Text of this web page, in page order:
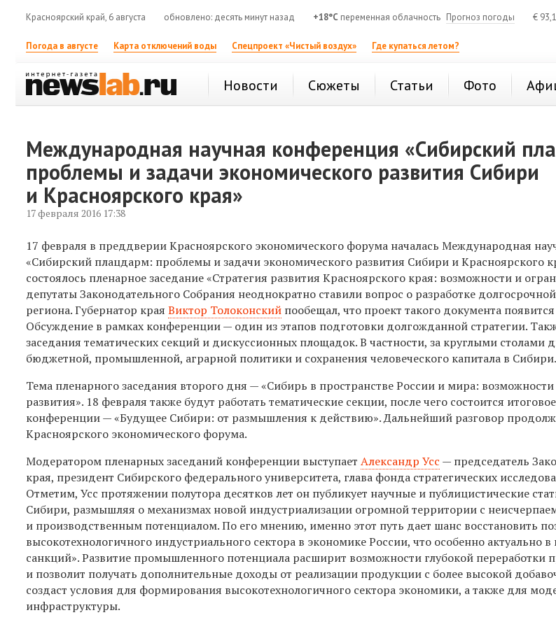
Красноярский край, 6 августа обновлено: десять минут назад +18°C переменная облачность Прогноз погоды €
Погода в августе Карта отключений воды Спецпроект «Чистый воздух» Где купаться летом?
Новости Сюжеты Статьи Фото
Международная научная конференция «Сибирский
проблемы и задачи экономического развития Сибири
и Красноярского края»
17 февраля 2016 17:38
17 февраля в преддверии Красноярского экономического форума началась Международная
«Сибирский плацдарм: проблемы и задачи экономического развития Сибири и Красноярского
состоялось пленарное заседание «Стратегия развития Красноярского края: возможности и
депутаты Законодательного Собрания неоднократно ставили вопрос о разработке
региона. Губернатор края Виктор Толоконский пообещал, что проект такого документа
Обсуждение в рамках конференции — один из этапов подготовки долгожданной стратегии.
заседания тематических секций и дискуссионных площадок. В частности, за круглыми столами
бюджетной, промышленной, аграрной политики и сохранения человеческого капитала в Сибири.
Тема пленарного заседания второго дня — «Сибирь в пространстве России и мира:
развития». 18 февраля также будут работать тематические секции, после чего состоится
конференции — «Будущее Сибири: от размышления к действию». Дальнейший разговор
Красноярского экономического форума.
Модератором пленарных заседаний конференции выступает Александр Усс — председатель
края, президент Сибирского федерального университета, глава фонда стратегических
Отметим, Усс протяжении полутора десятков лет он публикует научные и публицистические
Сибири, размышляя о механизмах новой индустриализации огромной территории с
и производственным потенциалом. По его мнению, именно этот путь дает шанс восстановить
высокотехнологичного индустриального сектора в экономике России, что особенно актуально
санкций». Развитие промышленного потенциала расширит возможности глубокой переработки
и позволит получать дополнительные доходы от реализации продукции с более высокой
создаст условия для формирования высокотехнологичного сектора экономики, а также для
инфраструктуры.